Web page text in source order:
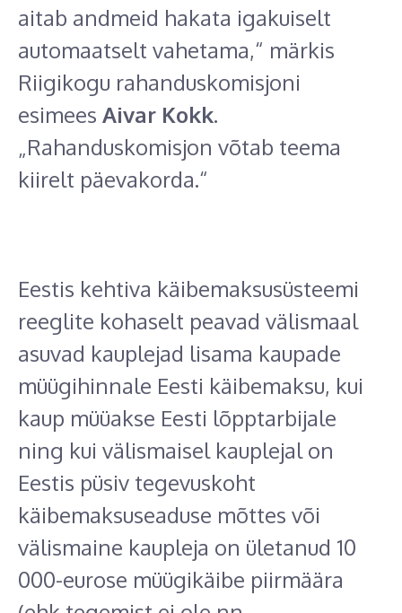
aitab andmeid hakata igakuiselt
automaatselt vahetama,“ märkis
Riigikogu rahanduskomisjoni
esimees Aivar Kokk.
„Rahanduskomisjon võtab teema
kiirelt päevakorda.“
Eestis kehtiva käibemaksusüsteemi
reeglite kohaselt peavad välismaal
asuvad kauplejad lisama kaupade
müügihinnale Eesti käibemaksu, kui
kaup müüakse Eesti lõpptarbijale
ning kui välismaisel kauplejal on
Eestis püsiv tegevuskoht
käibemaksuseaduse mõttes või
välismaine kaupleja on ületanud 10
000-eurose müügikäibe piirmäära